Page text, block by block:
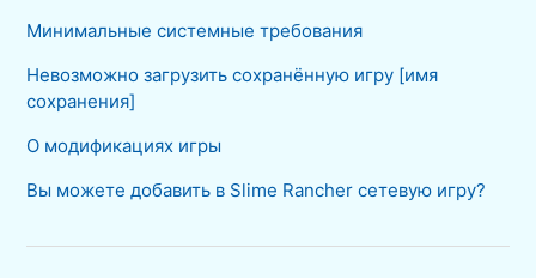
Минимальные системные требования
Невозможно загрузить сохранённую игру [имя
сохранения]
О модификациях игры
Вы можете добавить в Slime Rancher сетевую игру?